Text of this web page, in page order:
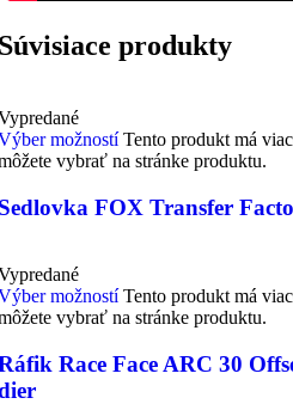
produkty
možností Tento produkt má
vybrať na stránke produktu.
FOX Transfer
možností Tento produkt má
vybrať na stránke produktu.
Race Face ARC 30